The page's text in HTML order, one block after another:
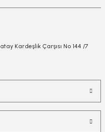
Kardeşlik Çarşısı No 144 /7